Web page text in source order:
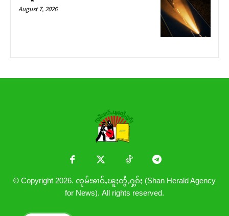
August 7, 2026
© Copyright 2026. ၸုမ်းၶၢဝ်ႇၽူႈတွႆႇႁွၵ်ႈ (Shan Herald Agency
for News). All rights reserved.